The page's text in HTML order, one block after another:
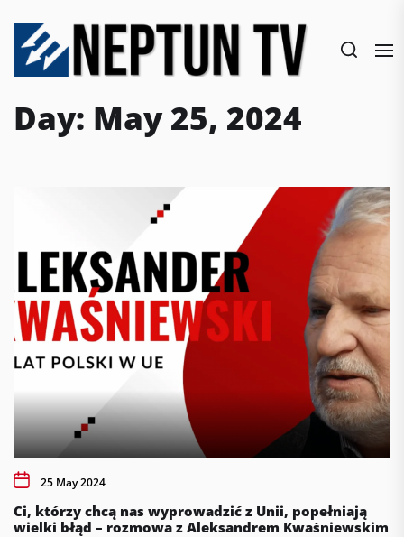
content
Day: May 25, 2024
25 May 2024
Ci, którzy chcą nas wyprowadzić z Unii, popełniają
wielki błąd – rozmowa z Aleksandrem Kwaśniewskim